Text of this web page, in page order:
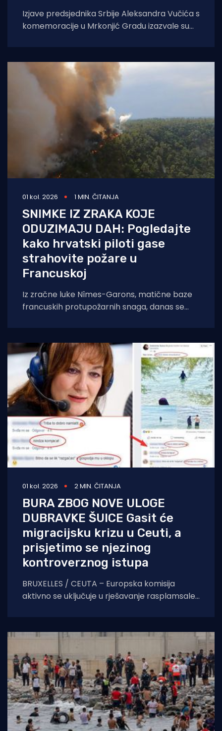
Izjave predsjednika Srbije Aleksandra Vučića s
komemoracije u Mrkonjić Gradu izazvale su
01 kol. 2026 1 MIN. ČITANJA
SNIMKE IZ ZRAKA KOJE
ODUZIMAJU DAH: Pogledajte
kako hrvatski piloti gase
strahovite požare u
Francuskoj
Iz zračne luke Nîmes-Garons, matične baze
francuskih protupožarnih snaga, danas se
01 kol. 2026 2 MIN. ČITANJA
BURA ZBOG NOVE ULOGE
DUBRAVKE ŠUICE Gasit će
migracijsku krizu u Ceuti, a
prisjetimo se njezinog
kontroverznog istupa
BRUXELLES / CEUTA – Europska komisija
aktivno se uključuje u rješavanje rasplamsale